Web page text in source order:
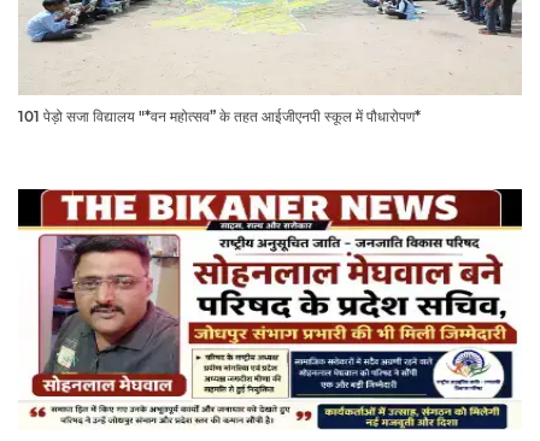
101 पेड़ो सजा विद्यालय "*वन महोत्सव” के तहत आईजीएनपी स्कूल में पौधारोपण*